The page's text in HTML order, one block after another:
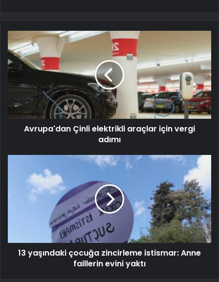
Avrupa'dan Çinli elektrikli araçlar için vergi
adımı
13 yaşındaki çocuğa zincirleme istismar: Anne
faillerin evini yaktı